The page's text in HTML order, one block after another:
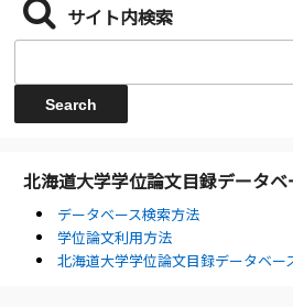
サイト内検索
北海道大学学位論文目録データベ
データベース検索方法
学位論文利用方法
北海道大学学位論文目録データベー